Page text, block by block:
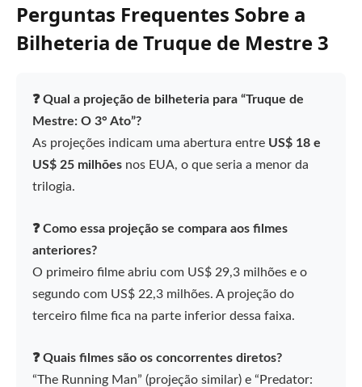
Perguntas Frequentes Sobre a
Bilheteria de Truque de Mestre 3
❓ Qual a projeção de bilheteria para “Truque de
Mestre: O 3° Ato”?
As projeções indicam uma abertura entre US$ 18 e
US$ 25 milhões nos EUA, o que seria a menor da
trilogia.
❓ Como essa projeção se compara aos filmes
anteriores?
O primeiro filme abriu com US$ 29,3 milhões e o
segundo com US$ 22,3 milhões. A projeção do
terceiro filme fica na parte inferior dessa faixa.
❓ Quais filmes são os concorrentes diretos?
“The Running Man” (projeção similar) e “Predator: